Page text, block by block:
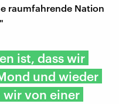
raumfahrende Nation
ist, dass wir
und wieder
wir von einer